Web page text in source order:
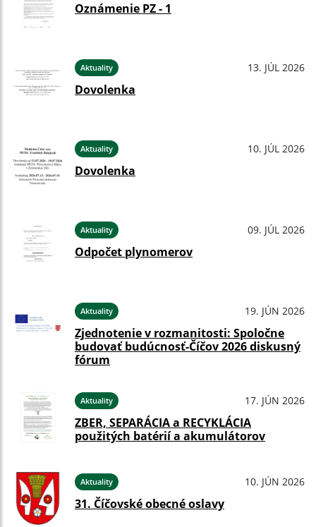
Oznámenie PZ - 1
Aktuality 13. JÚL 2026
Dovolenka
Aktuality 10. JÚL 2026
Dovolenka
Aktuality 09. JÚL 2026
Odpočet plynomerov
Aktuality 19. JÚN 2026
Zjednotenie v rozmanitosti: Spoločne
budovať budúcnosť-Číčov 2026 diskusný
fórum
Aktuality 17. JÚN 2026
ZBER, SEPARÁCIA a RECYKLÁCIA
použitých batérií a akumulátorov
Aktuality 10. JÚN 2026
31. Číčovské obecné oslavy